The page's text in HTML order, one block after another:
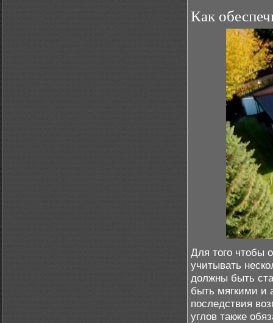
Как
Для того чтобы
учитывать
должны быть
быть мягкими и
последствия
углов также